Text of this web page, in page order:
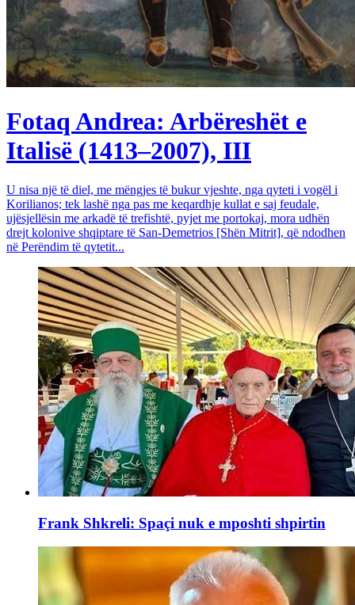
Fotaq Andrea: Arbëreshët e
Italisë (1413–2007), III
U nisa një të diel, me mëngjes të bukur vjeshte, nga qyteti i vogël i
Korilianos; tek lashë nga pas me keqardhje kullat e saj feudale,
ujësjellësin me arkadë të trefishtë, pyjet me portokaj, mora udhën
drejt kolonive shqiptare të San-Demetrios [Shën Mitrit], që ndodhen
në Perëndim të qytetit...
Frank Shkreli: Spaçi nuk e mposhti shpirtin